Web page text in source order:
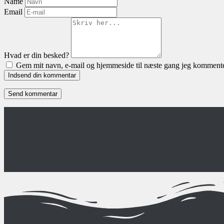
Email
Hvad er din besked?
Gem mit navn, e-mail og hjemmeside til næste gang jeg
Indsend din kommentar